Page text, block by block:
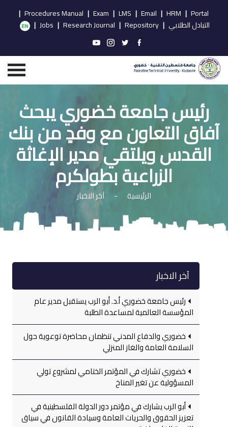
Portal
|
HRM
|
Email
|
LMS
|
Exam
|
Procedures Manual
|
التبادل الطلابي |
Repository
|
Research Journal
|
Jobs
|
رئيس جامعة خضوري يبحث
آفاق التعاون مع وفدٍ من بنك
القدس ويلتقي مدير الإغاثة
الزراعية بطولكرم
الرئيسية - آخر الاخبار
آخر الاخبار
رئيس جامعة خضوري أ.د. أبو الرب يستقبل مدير عام
المؤسسة العالمية لمساعدة الطلبة
خضوري والدفاع المدني تنظمان محاضرة توعوية حول
السلامة العامة والغاز المنزلي
خضوري تشارك في المؤتمر الختامي لمشروع تولي
المسؤولية عن تغير المناخ
أبو الرب يشارك في مؤتمر دور الدولة الفلسطينية في
تعزيز الحقوق والحريات العامة وسيادة القانون في سياق